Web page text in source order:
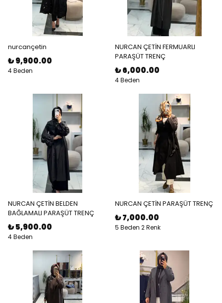
nurcançetin
₺ 9,900.00
4 Beden
NURCAN ÇETİN FERMUARLI
PARAŞÜT TRENÇ
₺ 6,000.00
4 Beden
NURCAN ÇETİN BELDEN
BAĞLAMALI PARAŞÜT TRENÇ
₺ 5,900.00
4 Beden
NURCAN ÇETİN PARAŞÜT TRENÇ
₺ 7,000.00
5 Beden 2 Renk